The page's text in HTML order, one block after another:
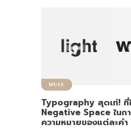
MUSE
Typography สุดเท่! ที่
Negative Space ในก
ความหมายของแต่ละคำ